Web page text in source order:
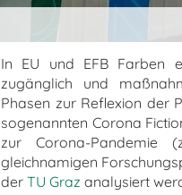
In EU und EFB Farben
zugänglich und
Phasen zur Reflexion der
sogenannten Corona
zur Corona-Pandemie
gleichnamigen
der TU Graz analysiert